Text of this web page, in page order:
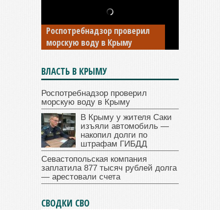
Роспотребнадзор проверил
морскую воду в Крыму
В Крыму у жителя Саки
изъяли автомобиль —
накопил долги по штрафам
ГИБДД
ВЛАСТЬ В КРЫМУ
Роспотребнадзор проверил
морскую воду в Крыму
В Крыму у жителя Саки
изъяли автомобиль —
накопил долги по
штрафам ГИБДД
Севастопольская компания
заплатила 877 тысяч рублей долга
— арестовали счета
СВОДКИ СВО